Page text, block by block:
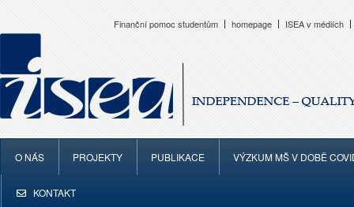
Finanční pomoc studentům homepage ISEA v médiích
O NÁS PROJEKTY PUBLIKACE VÝZKUM MŠ V DOBĚ
KONTAKT